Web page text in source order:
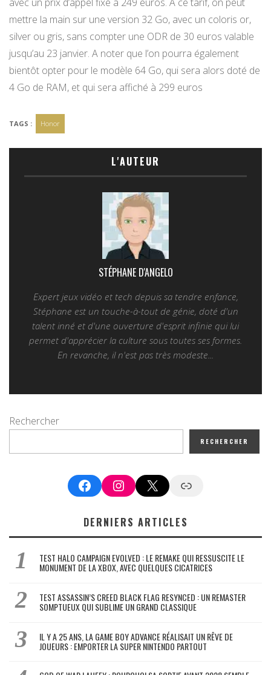
avec un prix d’appel fixé à 249 euros. A ce tarif, on peut
mettre la main sur une version 32 Go, avec un coloris or,
silver ou gris, sans compter une ODR de 30 euros valable
jusqu’au 23 janvier. A noter que l’on pourra également
bientôt opter pour le modèle 64 Go, qui sera alors doté de
4 Go de RAM, et qui sera affiché à 299 euros
TAGS : Honor
L'AUTEUR
STÉPHANE D'ANGELO
Expert jeux vidéo et tech depuis sa tendre enfance,
Stéphane est un touche-à-tout de génie, doté d'un
talent inné et d'une ouverture d'esprit infinie qui lui
permet d'apprécier la culture sous toutes ses formes.
En revanche, il n'est pas très modeste...
Rechercher
RECHERCHER
FacebookInstagram
X Google News
DERNIERS ARTICLES
TEST HALO CAMPAIGN EVOLVED : LE REMAKE QUI RESSUSCITE LE
MONUMENT DE LA XBOX, AVEC QUELQUES CICATRICES
TEST ASSASSIN’S CREED BLACK FLAG RESYNCED : UN REMASTER
SOMPTUEUX QUI SUBLIME UN GRAND CLASSIQUE
IL Y A 25 ANS, LA GAME BOY ADVANCE RÉALISAIT UN RÊVE DE
JOUEURS : EMPORTER LA SUPER NINTENDO PARTOUT